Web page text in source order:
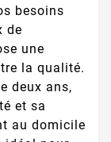
besoins
de
une
la qualité.
deux ans,
et sa
au domicile